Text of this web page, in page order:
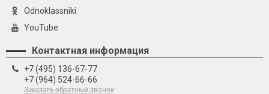
Odnoklassniki
YouTube
Контактная информация
+7 (495) 136-67-77
+7 (964) 524-66-66
Заказать обратный звонок